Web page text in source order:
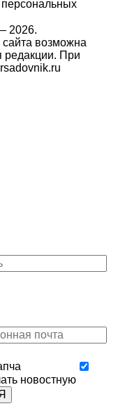
2026.
возможна
редакции. При
новостную